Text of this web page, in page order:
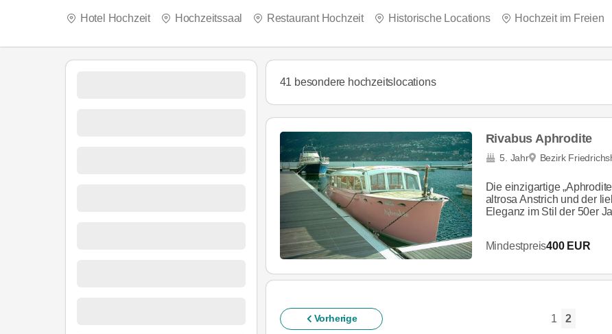
Hotel Hochzeit Hochzeitssaal Restaurant Hochzeit Historische Locations Hochzeit im Freien
41 besondere hochzeitslocations
Rivabus Aphrodite
5. Jahr Bezirk
Die einzigartige
altrosa Anstrich und der
Eleganz im Stil der 50er
Mindestpreis400 EUR
Vorherige 1 2